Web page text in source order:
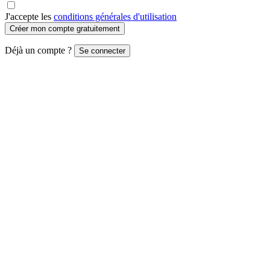
J'accepte les conditions générales d'utilisation
Créer mon compte gratuitement
Déjà un compte ? Se connecter